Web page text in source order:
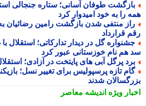
طوفان آسانی؛ ستاره جنجالی
را به خود امیدوار کرد
منتفی شدن بازگشت رامین رضائیان به
قرارداد
گل در دیدار تدارکاتی؛ استقلال
هم نام خوزستانی عبور کرد
پرگل آبی های پایتخت در آزادی؛ استقلال
تازه پرسپولیس برای تغییر نسل؛ بازیکنان
شدند
ویژهاندیشه معاصر